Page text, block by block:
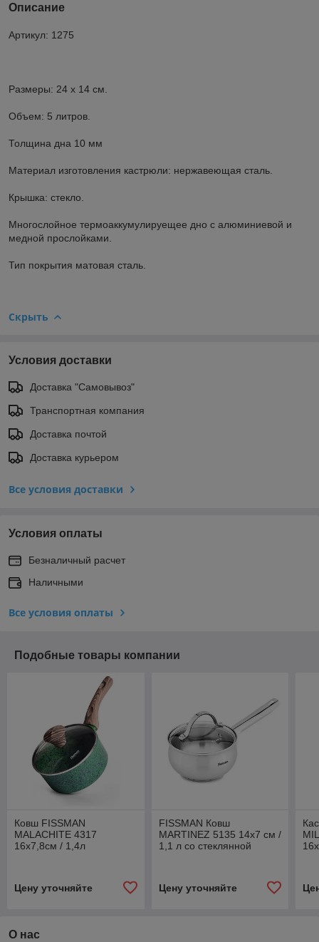
Описание
Артикул: 1275
Размеры: 24 х 14 см.
Объем: 5 литров.
Толщина дна 10 мм
Материал изготовления кастрюли: нержавеющая сталь.
Крышка: стекло.
Многослойное термоаккумулируещее дно с алюминиевой и
медной прослойками.
Тип покрытия матовая сталь.
Скрыть
Условия доставки
Доставка "Самовывоз"
Транспортная компания
Доставка почтой
Доставка курьером
Все условия доставки
Условия оплаты
Безналичный расчет
Наличными
Все условия оплаты
Подобные товары компании
Ковш FISSMAN
MALACHITE 4317
16x7,8см / 1,4л
Цену уточняйте
FISSMAN Ковш
MARTINEZ 5135 14x7 см /
1,1 л со стеклянной
Цену уточняйте
О нас